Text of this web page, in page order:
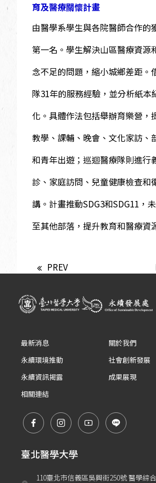
育及醫療關懷計畫
由醫學系學生與各院醫師合作的
第一名。學生解決山區醫療資源
念不足的問題，縮小城鄉差距。
隊31年的服務經驗，並分析紙本
化。具體作法包括舉辦育樂營，
教學、課輔、晚會、文化家訪、
和青年出遊；巡迴醫療隊則進行
診、家庭訪問、兒童健康檢查和
講。計畫推動SDG3和SDG11，
至其他部落，提升教育和醫療資
PREV
最新消息
關於我們
永續環境推動
社會創新發展
永續資訊揭露
成果展現
相關連結
臺北醫學大學
110臺北市信義區吳興街250號 醫學綜